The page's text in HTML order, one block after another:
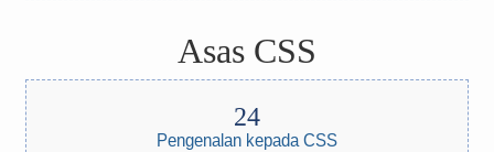
Asas CSS
Pengenalan kepada CSS